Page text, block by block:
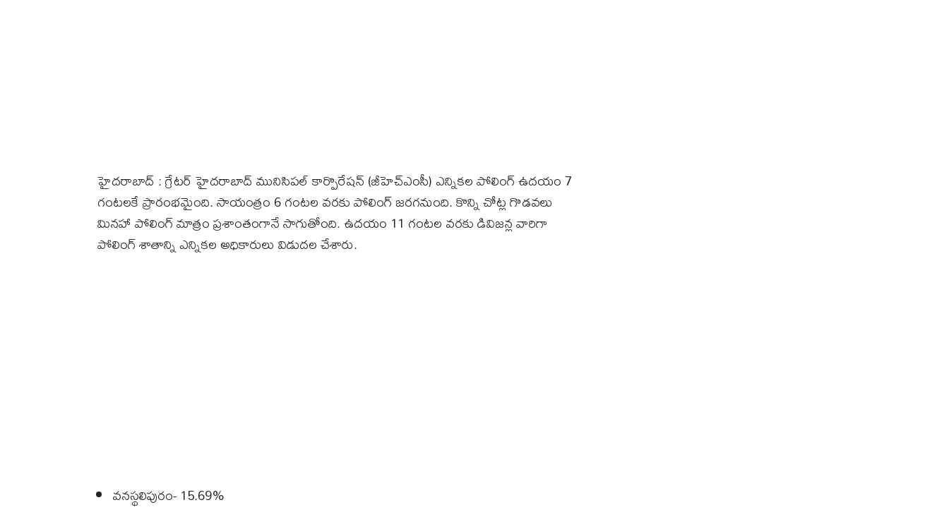
హైదరాబాద్ : గ్రేటర్‌ హైదరాబాద్‌ మునిసిపల్‌ కార్పొరేషన్‌ (జీహెచ్‌ఎంసీ) ఎన్నికల పోలింగ్ ఉదయం 7
గంటలకే ప్రారంభమైంది. సాయంత్రం 6 గంటల వరకు పోలింగ్‌ జరగనుంది. కొన్ని చోట్ల గొడవలు
మినహా పోలింగ్ మాత్రం ప్రశాంతంగానే సాగుతోంది. ఉదయం 11 గంటల వరకు డివిజన్ల వారిగా
పోలింగ్‌ శాతాన్ని ఎన్నికల అధికారులు విడుదల చేశారు.
వనస్థలిపురం- 15.69%